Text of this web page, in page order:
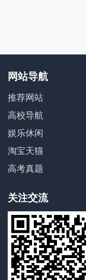
网站导航
推荐网站
高校导航
娱乐休闲
淘宝天猫
高考真题
关注交流